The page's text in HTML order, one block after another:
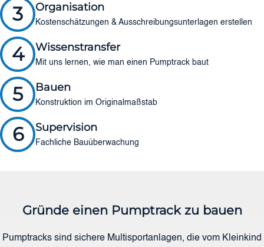
3 Organisation
Kostenschätzungen & Ausschreibungsunterlagen erstellen
4 Wissenstransfer
Mit uns lernen, wie man einen Pumptrack baut
5 Bauen
Konstruktion im Originalmaßstab
6 Supervision
Fachliche Bauüberwachung
Gründe einen Pumptrack zu bauen
Pumptracks sind sichere Multisportanlagen, die vom Kleinkind